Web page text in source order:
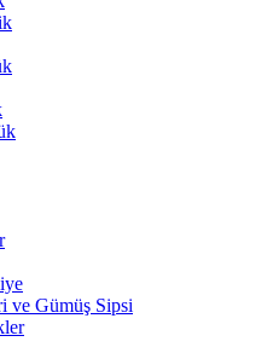
ve Gümüş Sipsi